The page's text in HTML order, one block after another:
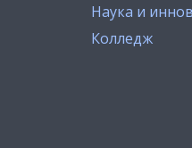
Наука и
Колледж